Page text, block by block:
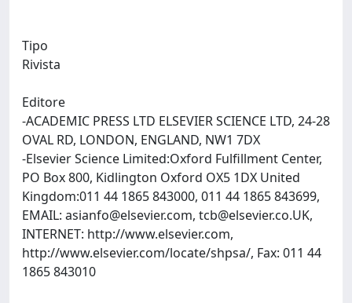
Tipo
Rivista
Editore
-ACADEMIC PRESS LTD ELSEVIER SCIENCE LTD, 24-28
OVAL RD, LONDON, ENGLAND, NW1 7DX
-Elsevier Science Limited:Oxford Fulfillment Center,
PO Box 800, Kidlington Oxford OX5 1DX United
Kingdom:011 44 1865 843000, 011 44 1865 843699,
EMAIL: asianfo@elsevier.com, tcb@elsevier.co.UK,
INTERNET: http://www.elsevier.com,
http://www.elsevier.com/locate/shpsa/, Fax: 011 44